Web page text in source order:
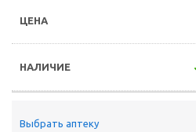
Выбрать аптеку